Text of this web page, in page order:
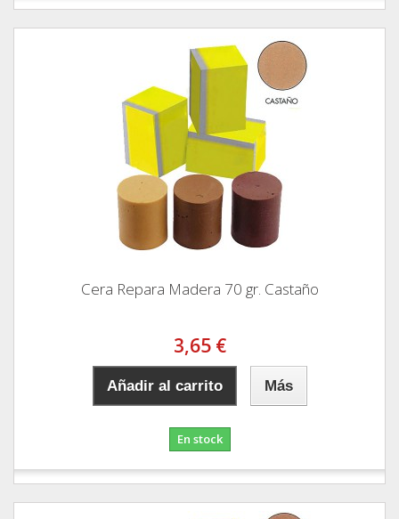
Cera Repara Madera 70 gr. Castaño
3,65 €
Añadir al carrito Más
En stock